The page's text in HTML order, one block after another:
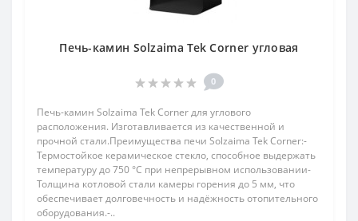
Печь-камин Solzaima Tek Corner угловая
0
Печь-камин Solzaima Tek Corner для углового
расположения. Изготавливается из качественной и
прочной стали.Преимущества печи Solzaima Tek Corner:-
Термостойкое керамическое стекло, способное выдержать
температуру до 750 °C при непрерывном использовании-
Толщина котловой стали камеры горения до 5 мм, что
обеспечивает долговечность и надёжность отопительного
оборудования.-..